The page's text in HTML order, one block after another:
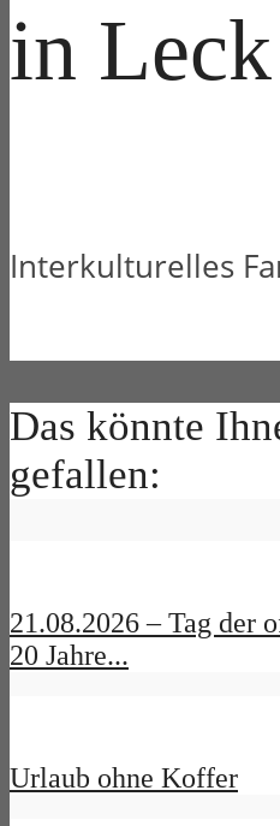
in Leck
Interkulturelles
Das könnte
gefallen:
21.08.2026 – Tag der
20 Jahre...
Urlaub ohne Koffer